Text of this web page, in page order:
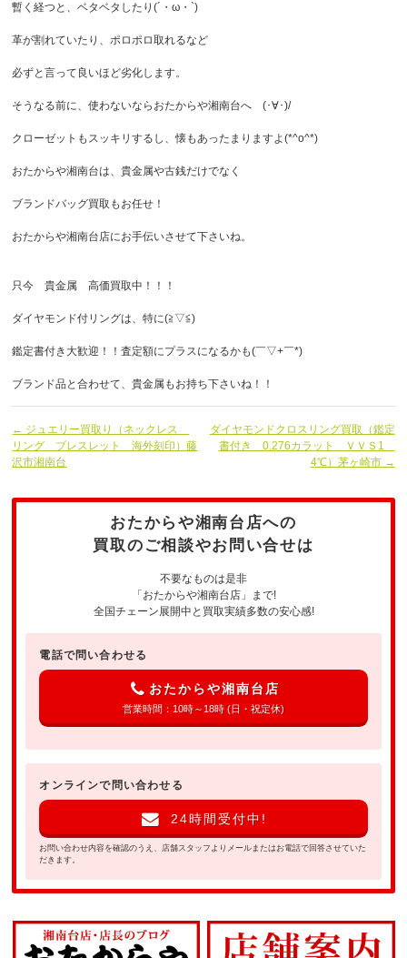
暫く経つと、ベタベタしたり(´・ω・`)
革が割れていたり、ポロポロ取れるなど
必ずと言って良いほど劣化します。
そうなる前に、使わないならおたからや湘南台へ (･∀･)/
クローゼットもスッキリするし、懐もあったまりますよ(*^o^*)
おたからや湘南台は、貴金属や古銭だけでなく
ブランドバッグ買取もお任せ！
おたからや湘南台店にお手伝いさせて下さいね。
只今 貴金属 高価買取中！！！
ダイヤモンド付リングは、特に(≧▽≦)
鑑定書付き大歓迎！！査定額にプラスになるかも(￣▽+￣*)
ブランド品と合わせて、貴金属もお持ち下さいね！！
← ジュエリー買取り（ネックレス
リング ブレスレット 海外刻印）藤
沢市湘南台
ダイヤモンドクロスリング買取（鑑定
書付き 0.276カラット ＶＶＳ1
4℃）茅ヶ崎市 →
おたからや湘南台店への
買取のご相談やお問い合せは
不要なものは是非
「おたからや湘南台店」まで!
全国チェーン展開中と買取実績多数の安心感!
電話で問い合わせる
おたからや湘南台店
営業時間：10時～18時 (日・祝定休)
オンラインで問い合わせる
24時間受付中!
お問い合わせ内容を確認のうえ、店舗スタッフよりメールまたはお電話で回答させていた
だきます。